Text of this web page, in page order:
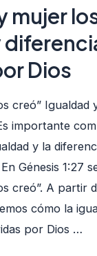
mujer
Dios
creó” Igualdad
importante
y la
Génesis 1:27
creó”. A partir
cómo la
por Dios …